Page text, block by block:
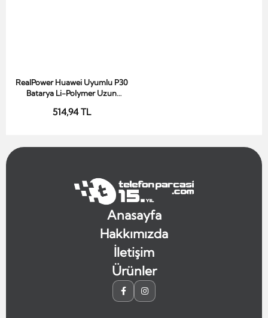
Sepete Ekle
RealPower Huawei Uyumlu P30
Batarya Li-Polymer Uzun
514,94 TL
Anasayfa
Hakkımızda
İletişim
Ürünler